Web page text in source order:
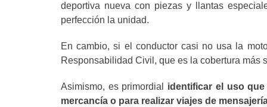
deportiva nueva con piezas y llantas
perfección la unidad.
En cambio, si el conductor casi no usa la
Responsabilidad Civil, que es la cobertura más
Asimismo, es primordial identificar el uso
mercancía o para realizar viajes de